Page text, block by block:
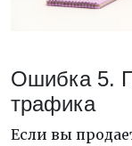
Ошибка 5.
трафика
Если вы